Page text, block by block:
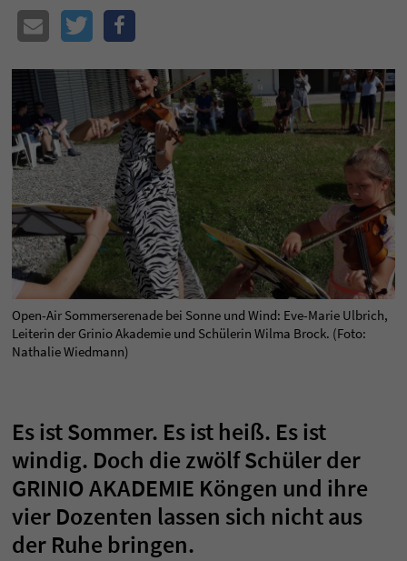
Open-Air Sommerserenade bei Sonne und Wind: Eve-Marie Ulbrich,
Leiterin der Grinio Akademie und Schülerin Wilma Brock. (Foto:
Nathalie Wiedmann)
Es ist Sommer. Es ist heiß. Es ist
windig. Doch die zwölf Schüler der
GRINIO AKADEMIE Köngen und ihre
vier Dozenten lassen sich nicht aus
der Ruhe bringen.